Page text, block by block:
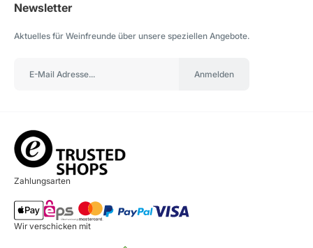
Newsletter
Aktuelles für Weinfreunde über unsere speziellen Angebote.
Anmelden
Zahlungsarten
Wir verschicken mit